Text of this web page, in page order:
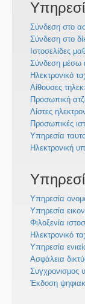
Σύνδεση στο
Σύνδεση στο
Ιστοσελίδες
Σύνδεση μέσω
Ηλεκτρονικό
Αίθουσες
Προσωπική
Λίστες
Προσωπικές
Υπηρεσία
Ηλεκτρονική
Υπηρεσία
Υπηρεσία
Φιλοξενία
Ηλεκτρονικό
Υπηρεσία
Ασφάλεια
Συγχρονισμος
Έκδοση